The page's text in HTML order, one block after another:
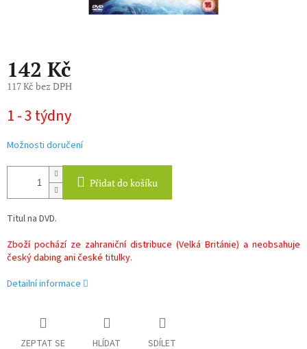
142 Kč
117 Kč bez DPH
cena:
1 - 3 týdny
Možnosti doručení
Přidat do košíku
Titul na DVD.
Zboží pochází ze zahraniční distribuce (Velká Británie) a neobsahuje
český dabing ani české titulky.
Detailní informace
ZEPTAT SE HLÍDAT SDÍLET